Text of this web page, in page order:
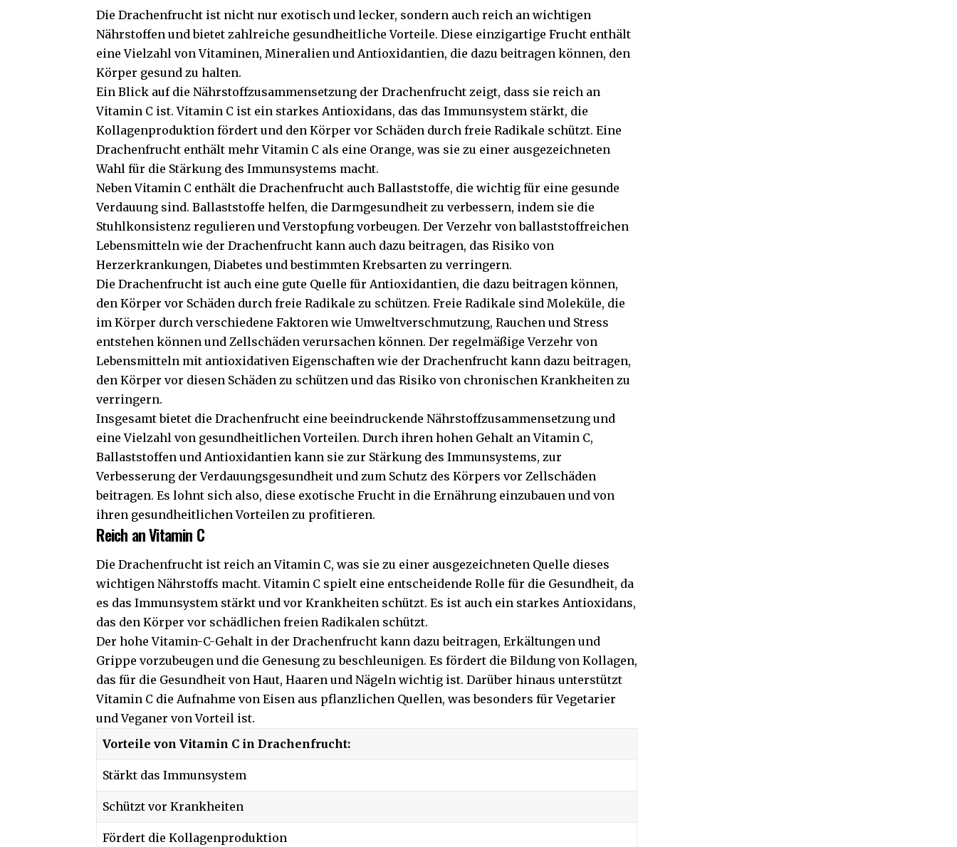
Die Drachenfrucht ist nicht nur exotisch und lecker, sondern auch reich an wichtigen
Nährstoffen und bietet zahlreiche gesundheitliche Vorteile. Diese einzigartige Frucht enthält
eine Vielzahl von Vitaminen, Mineralien und Antioxidantien, die dazu beitragen können, den
Körper gesund zu halten.
Ein Blick auf die Nährstoffzusammensetzung der Drachenfrucht zeigt, dass sie reich an
Vitamin C ist. Vitamin C ist ein starkes Antioxidans, das das Immunsystem stärkt, die
Kollagenproduktion fördert und den Körper vor Schäden durch freie Radikale schützt. Eine
Drachenfrucht enthält mehr Vitamin C als eine Orange, was sie zu einer ausgezeichneten
Wahl für die Stärkung des Immunsystems macht.
Neben Vitamin C enthält die Drachenfrucht auch Ballaststoffe, die wichtig für eine gesunde
Verdauung sind. Ballaststoffe helfen, die Darmgesundheit zu verbessern, indem sie die
Stuhlkonsistenz regulieren und Verstopfung vorbeugen. Der Verzehr von ballaststoffreichen
Lebensmitteln wie der Drachenfrucht kann auch dazu beitragen, das Risiko von
Herzerkrankungen, Diabetes und bestimmten Krebsarten zu verringern.
Die Drachenfrucht ist auch eine gute Quelle für Antioxidantien, die dazu beitragen können,
den Körper vor Schäden durch freie Radikale zu schützen. Freie Radikale sind Moleküle, die
im Körper durch verschiedene Faktoren wie Umweltverschmutzung, Rauchen und Stress
entstehen können und Zellschäden verursachen können. Der regelmäßige Verzehr von
Lebensmitteln mit antioxidativen Eigenschaften wie der Drachenfrucht kann dazu beitragen,
den Körper vor diesen Schäden zu schützen und das Risiko von chronischen Krankheiten zu
verringern.
Insgesamt bietet die Drachenfrucht eine beeindruckende Nährstoffzusammensetzung und
eine Vielzahl von gesundheitlichen Vorteilen. Durch ihren hohen Gehalt an Vitamin C,
Ballaststoffen und Antioxidantien kann sie zur Stärkung des Immunsystems, zur
Verbesserung der Verdauungsgesundheit und zum Schutz des Körpers vor Zellschäden
beitragen. Es lohnt sich also, diese exotische Frucht in die Ernährung einzubauen und von
ihren gesundheitlichen Vorteilen zu profitieren.
Reich an Vitamin C
Die Drachenfrucht ist reich an Vitamin C, was sie zu einer ausgezeichneten Quelle dieses
wichtigen Nährstoffs macht. Vitamin C spielt eine entscheidende Rolle für die Gesundheit, da
es das Immunsystem stärkt und vor Krankheiten schützt. Es ist auch ein starkes Antioxidans,
das den Körper vor schädlichen freien Radikalen schützt.
Der hohe Vitamin-C-Gehalt in der Drachenfrucht kann dazu beitragen, Erkältungen und
Grippe vorzubeugen und die Genesung zu beschleunigen. Es fördert die Bildung von Kollagen,
das für die Gesundheit von Haut, Haaren und Nägeln wichtig ist. Darüber hinaus unterstützt
Vitamin C die Aufnahme von Eisen aus pflanzlichen Quellen, was besonders für Vegetarier
und Veganer von Vorteil ist.
Vorteile von Vitamin C in Drachenfrucht:
Stärkt das Immunsystem
Schützt vor Krankheiten
Fördert die Kollagenproduktion